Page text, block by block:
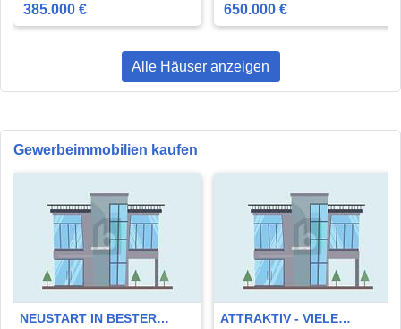
385.000 € 650.000 €
Alle Häuser anzeigen
Gewerbeimmobilien kaufen
NEUSTART IN BESTER
ATTRAKTIV - VIELE